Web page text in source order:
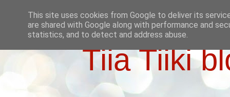
Tiia Tiiki
This site uses cookies from Google to deliver its
are shared with Google along with performance and
statistics, and to detect and address abuse.